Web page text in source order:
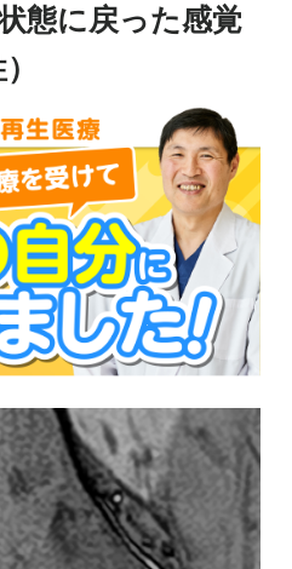
上清液
介
問
紹介
報 コラム
態に戻った感覚